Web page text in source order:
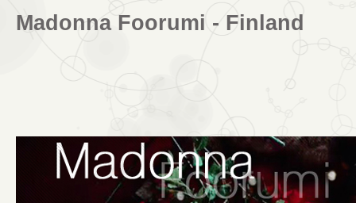
Madonna Foorumi - Finland